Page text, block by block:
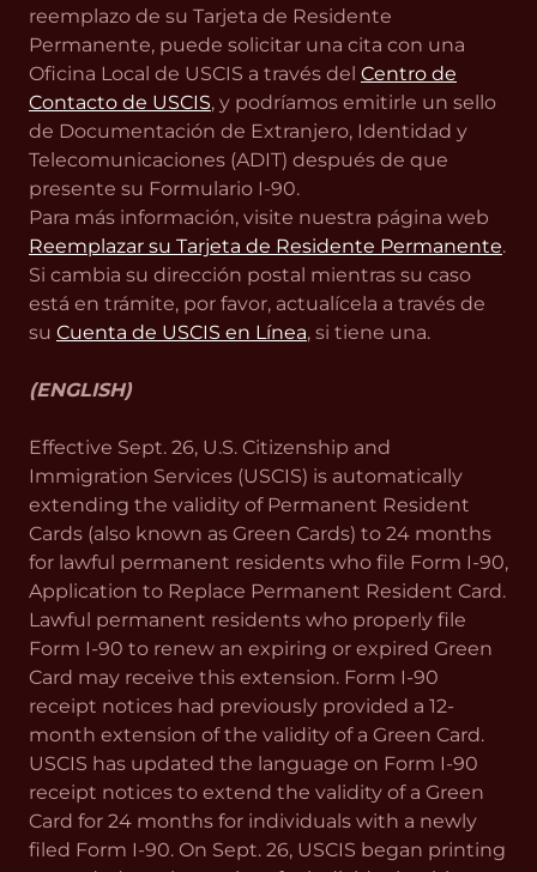
reemplazo de su Tarjeta de Residente
Permanente, puede solicitar una cita con una
Oficina Local de USCIS a través del Centro de
Contacto de USCIS, y podríamos emitirle un sello
de Documentación de Extranjero, Identidad y
Telecomunicaciones (ADIT) después de que
presente su Formulario I-90.
Para más información, visite nuestra página web
Reemplazar su Tarjeta de Residente Permanente.
Si cambia su dirección postal mientras su caso
está en trámite, por favor, actualícela a través de
su Cuenta de USCIS en Línea, si tiene una.
(ENGLISH)
Effective Sept. 26, U.S. Citizenship and
Immigration Services (USCIS) is automatically
extending the validity of Permanent Resident
Cards (also known as Green Cards) to 24 months
for lawful permanent residents who file Form I-90,
Application to Replace Permanent Resident Card.
Lawful permanent residents who properly file
Form I-90 to renew an expiring or expired Green
Card may receive this extension. Form I-90
receipt notices had previously provided a 12-
month extension of the validity of a Green Card.
USCIS has updated the language on Form I-90
receipt notices to extend the validity of a Green
Card for 24 months for individuals with a newly
filed Form I-90. On Sept. 26, USCIS began printing